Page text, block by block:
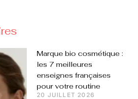
Marque bio cosmétique :
les 7 meilleures
enseignes françaises
pour votre routine
20 JUILLET 2026